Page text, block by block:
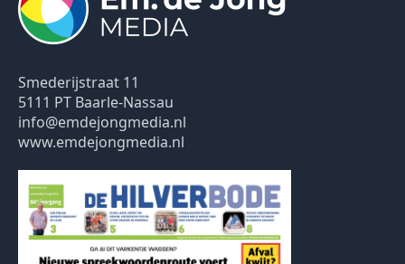
Smederijstraat 11
5111 PT Baarle-Nassau
info@emdejongmedia.nl
www.emdejongmedia.nl